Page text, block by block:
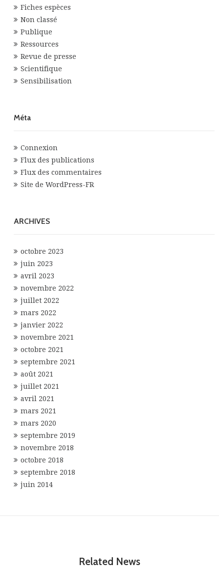
Fiches espèces
Non classé
Publique
Ressources
Revue de presse
Scientifique
Sensibilisation
Méta
Connexion
Flux des publications
Flux des commentaires
Site de WordPress-FR
ARCHIVES
octobre 2023
juin 2023
avril 2023
novembre 2022
juillet 2022
mars 2022
janvier 2022
novembre 2021
octobre 2021
septembre 2021
août 2021
juillet 2021
avril 2021
mars 2021
mars 2020
septembre 2019
novembre 2018
octobre 2018
septembre 2018
juin 2014
Related News